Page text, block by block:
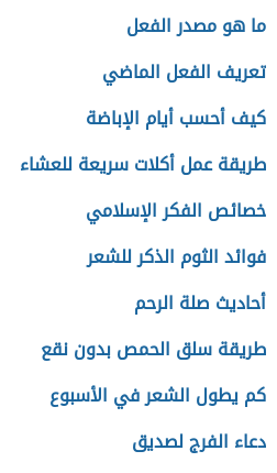
ما هو مصدر الفعل
تعريف الفعل الماضي
كيف أحسب أيام الإباضة
طريقة عمل أكلات سريعة للعشاء
خصائص الفكر الإسلامي
فوائد الثوم الذكر للشعر
أحاديث صلة الرحم
طريقة سلق الحمص بدون نقع
كم يطول الشعر في الأسبوع
دعاء الفرج لصديق